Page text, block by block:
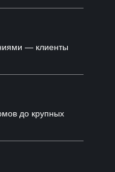
— клиенты
до крупных